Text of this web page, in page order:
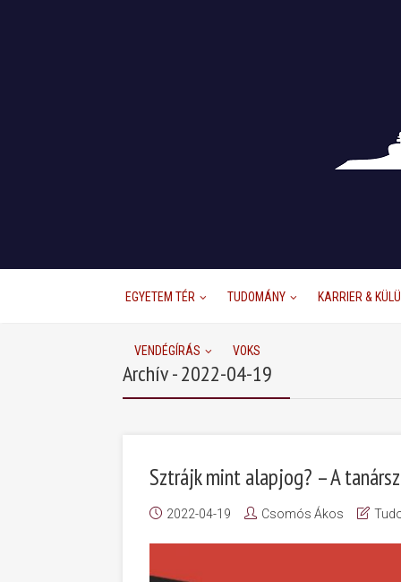
EGYETEM TÉR TUDOMÁNY KARRIER &
VENDÉGÍRÁS VOKS
Archív - 2022-04-19
Sztrájk mint alapjog? – A
2022-04-19 Csomós Ákos